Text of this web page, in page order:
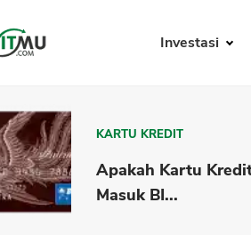
Investasi
KARTU KREDIT
Apakah Kartu
Masuk BI...